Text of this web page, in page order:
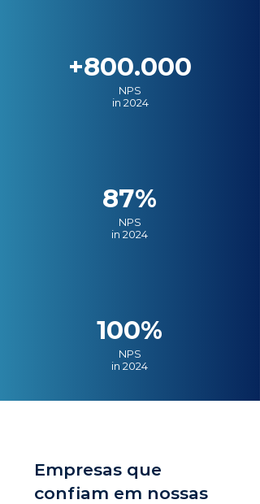
+800.000
NPS
in 2024
87%
NPS
in 2024
100%
NPS
in 2024
Empresas que
confiam em nossas